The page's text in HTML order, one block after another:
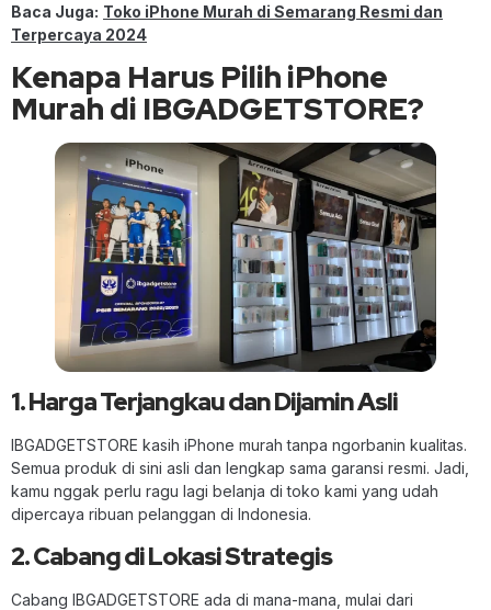
Baca Juga: Toko iPhone Murah di Semarang Resmi dan
Terpercaya 2024
Kenapa Harus Pilih iPhone
Murah di IBGADGETSTORE?
1. Harga Terjangkau dan Dijamin Asli
IBGADGETSTORE kasih iPhone murah tanpa ngorbanin kualitas.
Semua produk di sini asli dan lengkap sama garansi resmi. Jadi,
kamu nggak perlu ragu lagi belanja di toko kami yang udah
dipercaya ribuan pelanggan di Indonesia.
2. Cabang di Lokasi Strategis
Cabang IBGADGETSTORE ada di mana-mana, mulai dari